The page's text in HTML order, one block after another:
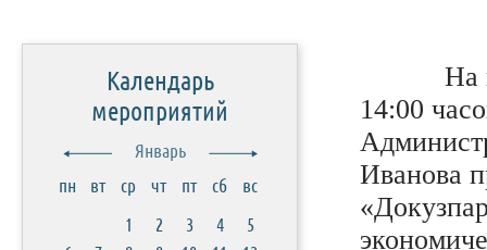
На
14:00
Иванова
Календарь
мероприятий
Январь
пн
вт ср чт пт сб
вс
1
2 3 4
5